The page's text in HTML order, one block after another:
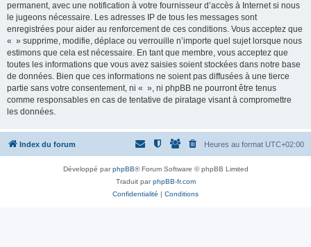
permanent, avec une notification à votre fournisseur d’accès à Internet si nous
le jugeons nécessaire. Les adresses IP de tous les messages sont
enregistrées pour aider au renforcement de ces conditions. Vous acceptez que
« » supprime, modifie, déplace ou verrouille n’importe quel sujet lorsque nous
estimons que cela est nécessaire. En tant que membre, vous acceptez que
toutes les informations que vous avez saisies soient stockées dans notre base
de données. Bien que ces informations ne soient pas diffusées à une tierce
partie sans votre consentement, ni « », ni phpBB ne pourront être tenus
comme responsables en cas de tentative de piratage visant à compromettre
les données.
Index du forum Heures au format UTC+02:00
Développé parphpBB® Forum Software © phpBB Limited
Traduit parphpBB-fr.com
Confidentialité | Conditions